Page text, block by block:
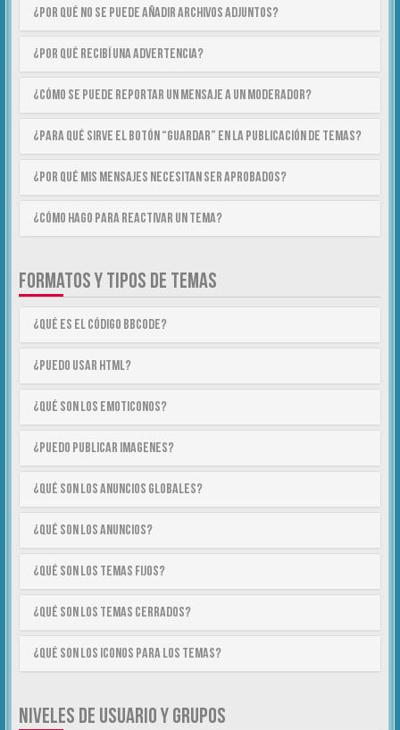
¿Por qué no se puede añadir archivos adjuntos?
¿Por qué recibí una advertencia?
¿Cómo se puede reportar un mensaje a un moderador?
¿Para qué sirve el botón “Guardar” en la publicación de temas?
¿Por qué mis mensajes necesitan ser aprobados?
¿Cómo hago para reactivar un tema?
FORMATOS Y TIPOS DE TEMAS
¿Qué es el código BBCode?
¿Puedo usar HTML?
¿Qué son los emoticonos?
¿Puedo publicar imagenes?
¿Qué son los anuncios globales?
¿Qué son los anuncios?
¿Qué son los temas fijos?
¿Qué son los temas cerrados?
¿Qué son los iconos para los temas?
NIVELES DE USUARIO Y GRUPOS